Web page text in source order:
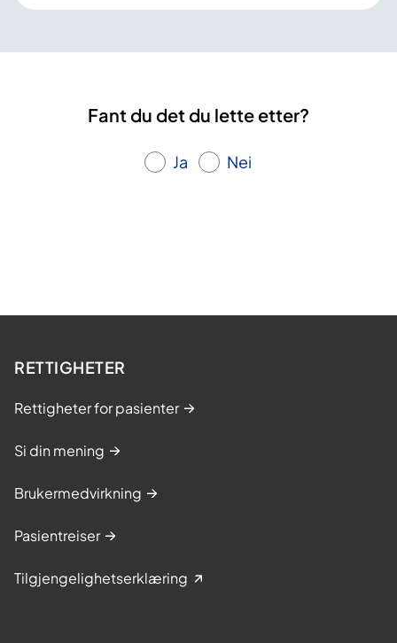
Fant du det du lette etter?
Ja Nei
RETTIGHETER
Rettigheter for pasienter
Si din mening
Brukermedvirkning
Pasientreiser
Tilgjengelighetserklæring